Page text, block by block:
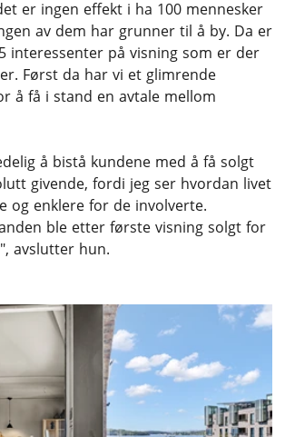
er ingen effekt i ha 100 mennesker
av dem har grunner til å by. Da er
interessenter på visning som er der
Først da har vi et glimrende
å få i stand en avtale mellom
å bistå kundene med å få solgt
givende, fordi jeg ser hvordan livet
og enklere for de involverte.
ble etter første visning solgt for
avslutter hun.